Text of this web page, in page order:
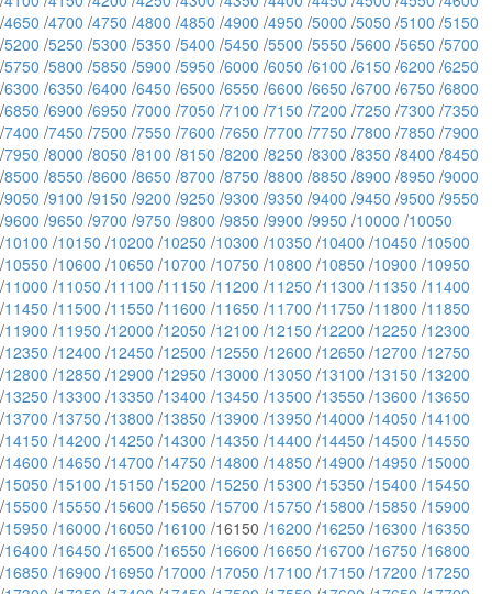
/4650 /4700 /4750 /4800 /4850 /4900 /4950 /5000 /5050 /5100 /5150
/5200 /5250 /5300 /5350 /5400 /5450 /5500 /5550 /5600 /5650 /5700
/5750 /5800 /5850 /5900 /5950 /6000 /6050 /6100 /6150 /6200 /6250
/6300 /6350 /6400 /6450 /6500 /6550 /6600 /6650 /6700 /6750 /6800
/6850 /6900 /6950 /7000 /7050 /7100 /7150 /7200 /7250 /7300 /7350
/7400 /7450 /7500 /7550 /7600 /7650 /7700 /7750 /7800 /7850 /7900
/7950 /8000 /8050 /8100 /8150 /8200 /8250 /8300 /8350 /8400 /8450
/8500 /8550 /8600 /8650 /8700 /8750 /8800 /8850 /8900 /8950 /9000
/9050 /9100 /9150 /9200 /9250 /9300 /9350 /9400 /9450 /9500 /9550
/9600 /9650 /9700 /9750 /9800 /9850 /9900 /9950 /10000 /10050
/10100 /10150 /10200 /10250 /10300 /10350 /10400 /10450 /10500
/10550 /10600 /10650 /10700 /10750 /10800 /10850 /10900 /10950
/11000 /11050 /11100 /11150 /11200 /11250 /11300 /11350 /11400
/11450 /11500 /11550 /11600 /11650 /11700 /11750 /11800 /11850
/11900 /11950 /12000 /12050 /12100 /12150 /12200 /12250 /12300
/12350 /12400 /12450 /12500 /12550 /12600 /12650 /12700 /12750
/12800 /12850 /12900 /12950 /13000 /13050 /13100 /13150 /13200
/13250 /13300 /13350 /13400 /13450 /13500 /13550 /13600 /13650
/13700 /13750 /13800 /13850 /13900 /13950 /14000 /14050 /14100
/14150 /14200 /14250 /14300 /14350 /14400 /14450 /14500 /14550
/14600 /14650 /14700 /14750 /14800 /14850 /14900 /14950 /15000
/15050 /15100 /15150 /15200 /15250 /15300 /15350 /15400 /15450
/15500 /15550 /15600 /15650 /15700 /15750 /15800 /15850 /15900
/15950 /16000 /16050 /16100 /16150 /16200 /16250 /16300 /16350
/16400 /16450 /16500 /16550 /16600 /16650 /16700 /16750 /16800
/16850 /16900 /16950 /17000 /17050 /17100 /17150 /17200 /17250